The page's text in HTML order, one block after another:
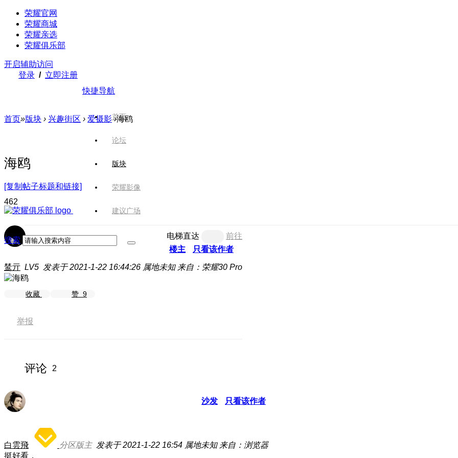
荣耀官网
荣耀商城
荣耀亲选
荣耀俱乐部
开启辅助访问
登录 / 立即注册
快捷导航
首页
论坛
版块
荣耀影像
建议广场
搜索
首页»版块 › 兴趣街区 › 爱摄影 ›海鸥
海鸥
[复制帖子标题和链接]
462
电梯直达
前往
楼主
只看该作者
鸶亓 LV5 发表于 2021-1-22 16:44:26 属地未知 来自：荣耀30 Pro
收藏 赞 9
举报
评论 2
沙发 只看该作者
白雲飛 分区版主 发表于 2021-1-22 16:54 属地未知 来自：浏览器
挺好看，